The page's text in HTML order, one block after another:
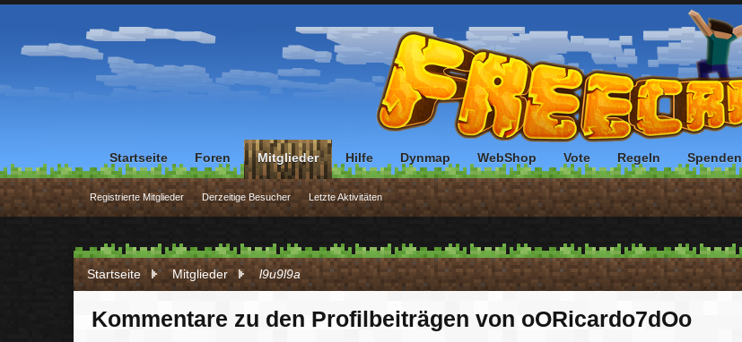
Startseite Mitglieder l9u9l9a
Kommentare zu den Profilbeiträgen von oORicardo7dOo
Startseite Foren Mitglieder
Registrierte Mitglieder Derzeitige Besucher Letzte Aktivitäten
Hilfe Dynmap WebShop Vote Regeln Spenden